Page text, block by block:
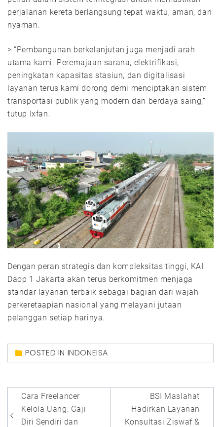
perjalanan kereta berlangsung tepat waktu, aman, dan
nyaman.
> “Pembangunan berkelanjutan juga menjadi arah
utama kami. Peremajaan sarana, elektrifikasi,
peningkatan kapasitas stasiun, dan digitalisasi
layanan terus kami dorong demi menciptakan sistem
transportasi publik yang modern dan berdaya saing,”
tutup Ixfan.
Dengan peran strategis dan kompleksitas tinggi, KAI
Daop 1 Jakarta akan terus berkomitmen menjaga
standar layanan terbaik sebagai bagian dari wajah
perkeretaapian nasional yang melayani jutaan
pelanggan setiap harinya.
POSTED IN INDONEISA
Post
navigation
Cara Freelancer
Kelola Uang: Gaji
Diri Sendiri dan
BSI Maslahat
Hadirkan Layanan
Konsultasi Ziswaf &